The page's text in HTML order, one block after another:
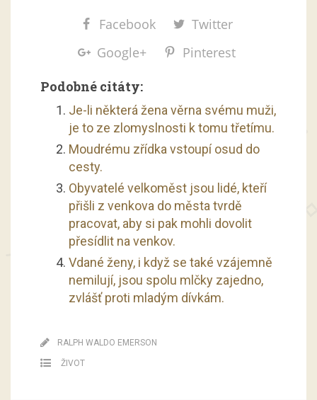
Facebook
Twitter
Google+
Pinterest
Podobné citáty:
Je-li některá žena věrna svému muži,
je to ze zlomyslnosti k tomu třetímu.
Moudrému zřídka vstoupí osud do
cesty.
Obyvatelé velkoměst jsou lidé, kteří
přišli z venkova do města tvrdě
pracovat, aby si pak mohli dovolit
přesídlit na venkov.
Vdané ženy, i když se také vzájemně
nemilují, jsou spolu mlčky zajedno,
zvlášť proti mladým dívkám.
RALPH WALDO EMERSON
ŽIVOT